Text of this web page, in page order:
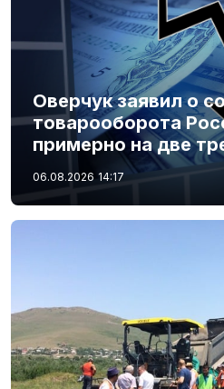
Оверчук заявил о
товарооборота
примерно на две
06.08.2026 14:17